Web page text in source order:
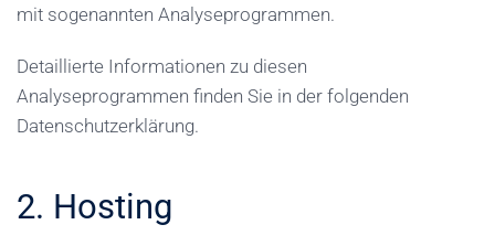
mit sogenannten Analyseprogrammen.
Detaillierte Informationen zu diesen
Analyseprogrammen finden Sie in der folgenden
Datenschutzerklärung.
2. Hosting